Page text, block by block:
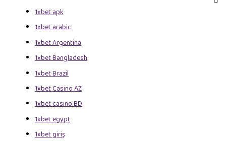
1xbet apk
1xbet arabic
1xbet Argentina
1xbet Bangladesh
1xbet Brazil
1xbet Casino AZ
1xbet casino BD
1xbet egypt
1xbet giriş